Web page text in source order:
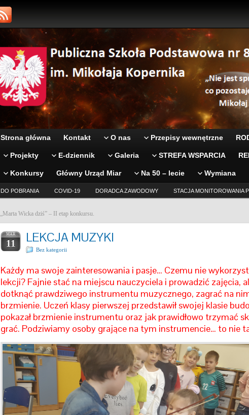
Strona główna Kontakt O nas Przepisy wewnętrzne
Projekty E-dziennik Galeria STREFA WSPARCIA
Konkursy Główny Urząd Miar Na 50 – lecie Wymiana
DO POBRANIA COVID-19 DORADCA ZAWODOWY STACJA MONITOROWANIA
„Marta Wicka dziś” – II etap konkursu.
MAR
11 LEKCJA MUZYKI
Bez kategorii
Każdy ma swoje zainteresowania i pasje… Czemu nie
lekcji? Fajnie stać na miejscu nauczyciela i prowadzić zajęcia,
dotknąć prawdziwego instrumentu muzycznego, zagrać na
brzmienie. Uczeń klasy pierwszej przedstawił swojej klasie
pokazał brzmienie instrumentu oraz jak prawidłowo trzymać
grać. Podziwiamy osoby grające na tym instrumencie… to nie